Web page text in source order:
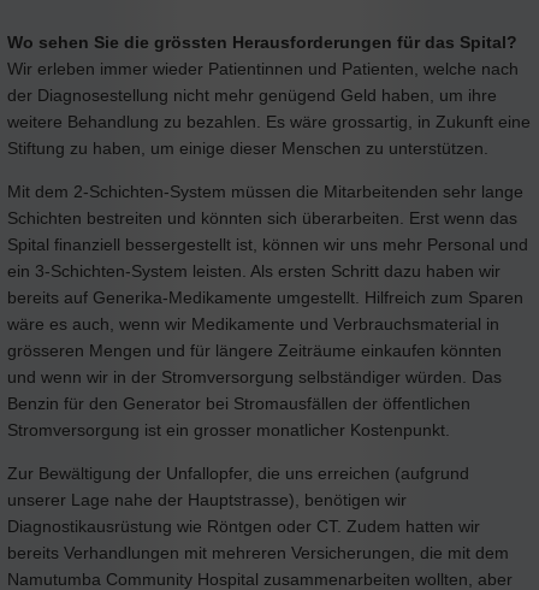
Wo sehen Sie die grössten Herausforderungen für das Spital?
Wir erleben immer wieder Patientinnen und Patienten, welche nach
der Diagnosestellung nicht mehr genügend Geld haben, um ihre
weitere Behandlung zu bezahlen. Es wäre grossartig, in Zukunft eine
Stiftung zu haben, um einige dieser Menschen zu unterstützen.
Mit dem 2-Schichten-System müssen die Mitarbeitenden sehr lange
Schichten bestreiten und könnten sich überarbeiten. Erst wenn das
Spital finanziell bessergestellt ist, können wir uns mehr Personal und
ein 3-Schichten-System leisten. Als ersten Schritt dazu haben wir
bereits auf Generika-Medikamente umgestellt. Hilfreich zum Sparen
wäre es auch, wenn wir Medikamente und Verbrauchsmaterial in
grösseren Mengen und für längere Zeiträume einkaufen könnten
und wenn wir in der Stromversorgung selbständiger würden. Das
Benzin für den Generator bei Stromausfällen der öffentlichen
Stromversorgung ist ein grosser monatlicher Kostenpunkt.
Zur Bewältigung der Unfallopfer, die uns erreichen (aufgrund
unserer Lage nahe der Hauptstrasse), benötigen wir
Diagnostikausrüstung wie Röntgen oder CT. Zudem hatten wir
bereits Verhandlungen mit mehreren Versicherungen, die mit dem
Namutumba Community Hospital zusammenarbeiten wollten, aber